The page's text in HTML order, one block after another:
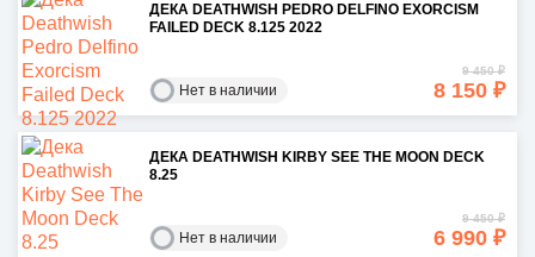
ДЕКА DEATHWISH PEDRO DELFINO EXORCISM
FAILED DECK 8.125 2022
Нет в наличии
9 450 ₽
8 150 ₽
ДЕКА DEATHWISH KIRBY SEE THE MOON DECK
8.25
Нет в наличии
9 450 ₽
6 990 ₽